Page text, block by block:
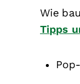
Wie
Tipps